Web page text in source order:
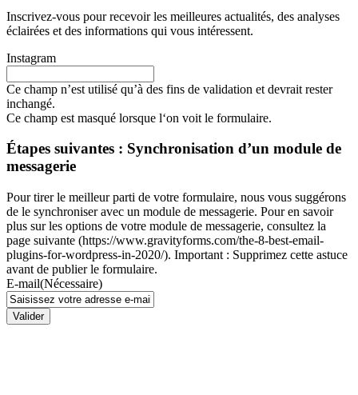
Inscrivez-vous pour recevoir les meilleures actualités, des analyses
éclairées et des informations qui vous intéressent.
Instagram
Ce champ n’est utilisé qu’à des fins de validation et devrait rester
inchangé.
Ce champ est masqué lorsque l‘on voit le formulaire.
Étapes suivantes : Synchronisation d’un module de
messagerie
Pour tirer le meilleur parti de votre formulaire, nous vous suggérons
de le synchroniser avec un module de messagerie. Pour en savoir
plus sur les options de votre module de messagerie, consultez la
page suivante (https://www.gravityforms.com/the-8-best-email-
plugins-for-wordpress-in-2020/). Important : Supprimez cette astuce
avant de publier le formulaire.
E-mail(Nécessaire)
Valider